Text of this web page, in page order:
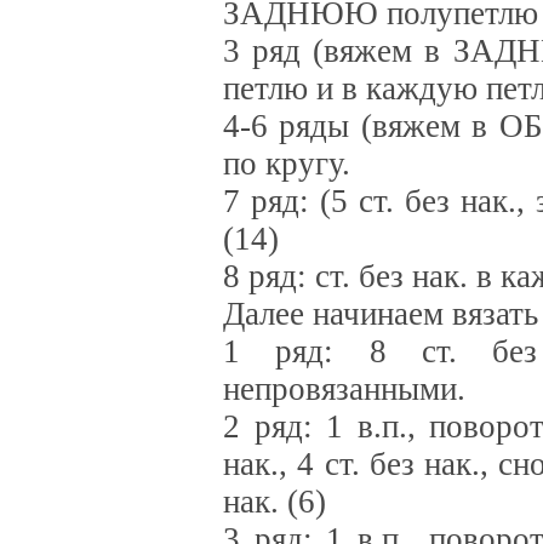
ЗАДНЮЮ полупетлю
3 ряд (вяжем в
петлю и в каждую
4-6 ряды (вяжем в
по кругу.
7 ряд: (5 ст. без нак.,
(14)
8 ряд: ст. без нак. в
Далее начинаем
1 ряд: 8 ст. без
непровязанными.
2 ряд: 1 в.п.,
нак., 4 ст. без нак.,
нак. (6)